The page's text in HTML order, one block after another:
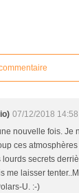
07/12/2018 14:58
nouvelle fois. Je
ces
secrets
me laisser
U. :-)